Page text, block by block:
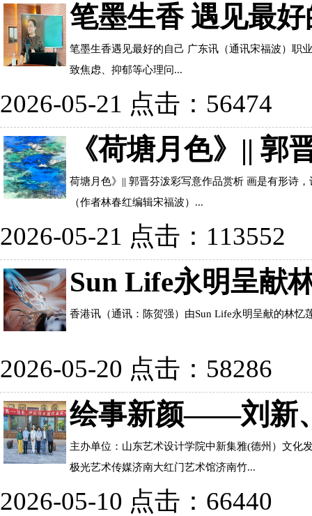
笔墨生香 遇见最
笔墨生香遇见最好的自己 广东讯（通讯宋福波）职
致焦虑、抑郁等心理问...
2026-05-21 点击：56474
《荷塘月色》|| 郭
荷塘月色》|| 郭晋芬泼彩写意作品赏析 画是有形诗
（作者林春红编辑宋福波）...
2026-05-21 点击：113552
Sun Life永明呈献
香港讯（通讯：陈贺强）由Sun Life永明呈献的林忆
2026-05-20 点击：58286
绘事新颜——刘新
主办单位：山东艺术设计学院中新集雅(德州）文化
极光艺术传媒济南大红门艺术馆济南竹...
2026-05-10 点击：66440